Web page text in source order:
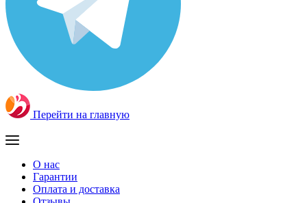
Перейти на главную
О нас
Гарантии
Оплата и доставка